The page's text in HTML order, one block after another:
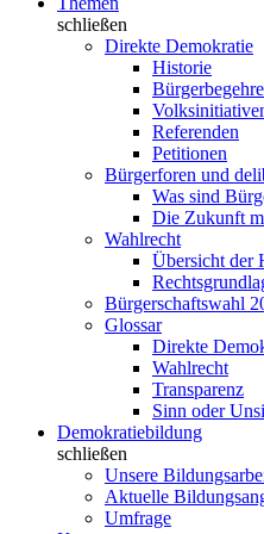
schließen
Direkte Demokratie
Historie
Referenden
Petitionen
Bürgerforen und
Was sind
Die Zukunft
Wahlrecht
Übersicht der
Bürgerschaftswahl
Glossar
Direkte
Wahlrecht
Transparenz
Sinn oder
Demokratiebildung
schließen
Unsere
Aktuelle
Umfrage